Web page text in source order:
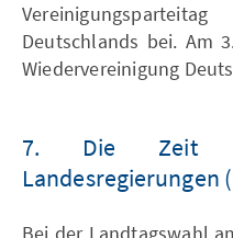
Deutschlands bei. Am
Wiedervereinigung
7. Die Zeit
Landesregierungen